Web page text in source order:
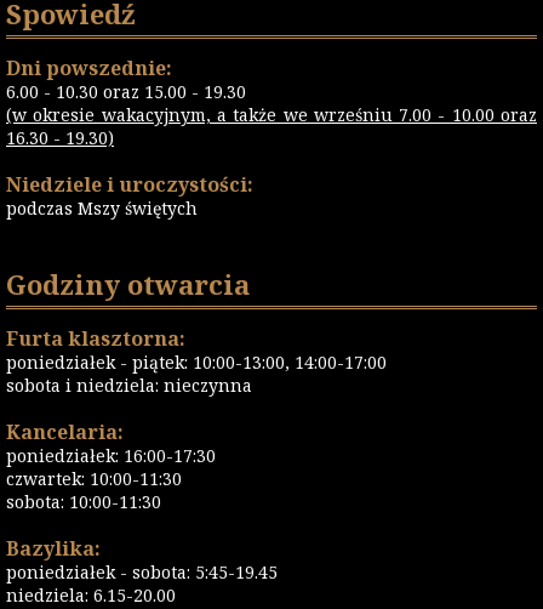
Spowiedź
Dni powszednie:
6.00 - 10.30 oraz 15.00 - 19.30
(w okresie wakacyjnym, a także we wrześniu 7.00 - 10.00 oraz
16.30 - 19.30)
Niedziele i uroczystości:
podczas Mszy świętych
Godziny otwarcia
Furta klasztorna:
poniedziałek - piątek: 10:00-13:00, 14:00-17:00
sobota i niedziela: nieczynna
Kancelaria:
poniedziałek: 16:00-17:30
czwartek: 10:00-11:30
sobota: 10:00-11:30
Bazylika:
poniedziałek - sobota: 5:45-19.45
niedziela: 6.15-20.00